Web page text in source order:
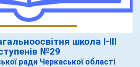
школа І-ІІІ
№29
ради Черкаської області